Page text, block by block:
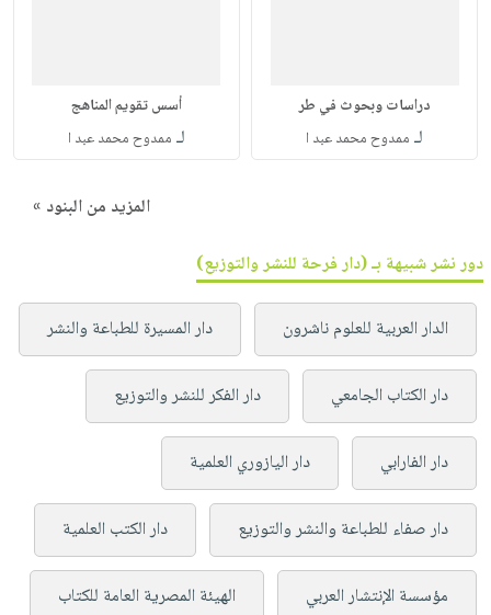
دراسات وبحوث في طر
لـ ممدوح محمد عبد ا
أسس تقويم المناهج
لـ ممدوح محمد عبد ا
المزيد من البنود »
دور نشر شبيهة بـ (دار فرحة للنشر والتوزيع)
الدار العربية للعلوم ناشرون دار المسيرة للطباعة والنشر
دار الكتاب الجامعي دار الفكر للنشر والتوزيع
دار الفارابي دار اليازوري العلمية
دار صفاء للطباعة والنشر والتوزيع دار الكتب العلمية
مؤسسة الإنتشار العربي الهيئة المصرية العامة للكتاب